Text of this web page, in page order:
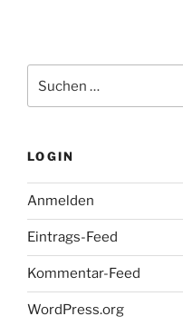
nach:
LOGIN
Anmelden
Eintrags-Feed
Kommentar-Feed
WordPress.org